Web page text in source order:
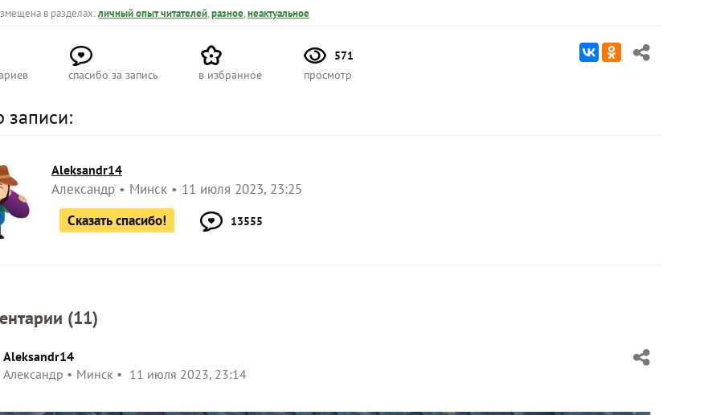
в разделах:личный опыт читателей,разное,неактуальное
спасибо за запись в избранное
571
просмотр
записи:
Aleksandr14
Александр Минск
11 июля 2023, 23:25
Сказать спасибо!
13555
(11)
Aleksandr14
Александр
Минск 11 июля 2023, 23:14